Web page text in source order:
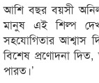
আশি বছর বয়সী
মানুষ এই শিল্প
সহযোগিতার আশ্বাস
বিশেষ প্রণোদনা
পারত।’